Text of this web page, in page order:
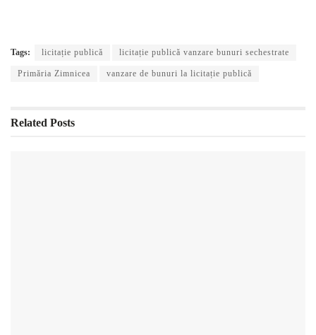
Tags: licitație publică licitație publică vanzare bunuri sechestrate
Primăria Zimnicea vanzare de bunuri la licitație publică
Related Posts